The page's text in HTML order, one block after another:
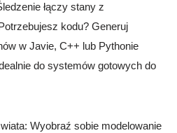
łączy stany z
kodu? Generuj
w Javie, C++ lub Pythonie
do systemów gotowych do
Wyobraź sobie modelowanie